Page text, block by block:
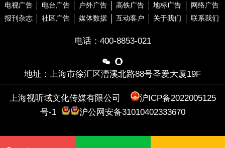
电视广告 电台广告 户外广告 高铁广告 地标广告
网络广告
报刊杂志
社区广告 媒体数据 互动客户 关于我们 联系我们
电话： 400-8853-021
 
地址：上海市徐汇区漕溪北路88号圣爱大厦19F
上海视听域文化传媒有限公司
沪ICP备2022005125
号-1
沪公网安备31010402333670